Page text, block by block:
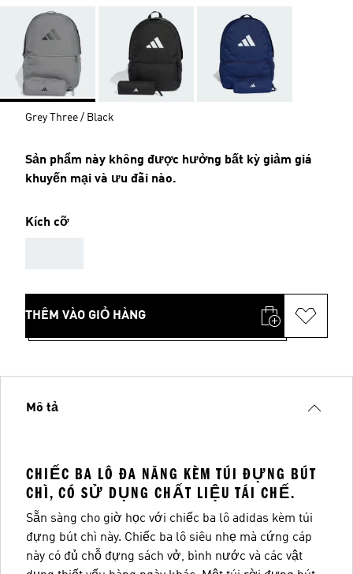
Grey Three / Black
Sản phẩm này không được hưởng bất kỳ giảm giá
khuyến mại và ưu đãi nào.
Kích cỡ
THÊM VÀO GIỎ HÀNG
Mô tả
CHIẾC BA LÔ ĐA NĂNG KÈM TÚI ĐỰNG BÚT
CHÌ, CÓ SỬ DỤNG CHẤT LIỆU TÁI CHẾ.
Sẵn sàng cho giờ học với chiếc ba lô adidas kèm túi
đựng bút chì này. Chiếc ba lô siêu nhẹ mà cứng cáp
này có đủ chỗ đựng sách vở, bình nước và các vật